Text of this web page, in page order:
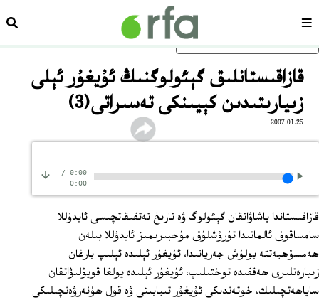
ئاساسلىق مەزمۇنغا ئاتلاڭسەھىپە
قازاقىستانلىق گېئولوگنىڭ ئۇيغۇر ئېلى
زىيارىتىدىن كېيىنكى تەسىراتى(3)
2007.01.25
0:00
/
0:00
قازاقىستاندا ياشاۋاتقان گېئولوگ ۋە تارىخ تەتقىقاتچىسى ئابدۇللا
سامساقوف ئالماتىدا تۇرۇشلۇق مۇخبىرىمىز ئابدۇللا بىلەن
ھەمسۆھبەتتە بولۇش جەريانىدا، ئۇيغۇر ئېلىدە ئېلىپ بارغان
زىيارەتلىرى ھەققىدە توختىلىپ، ئۇيغۇر ئېلىدە يولغا قويۇلىۋاتقان
ساياھەتچىلىك، خوتەندىكى ئۇيغۇر تىبابىتى ۋە قول ھۈنەرۋەنچىلىكى